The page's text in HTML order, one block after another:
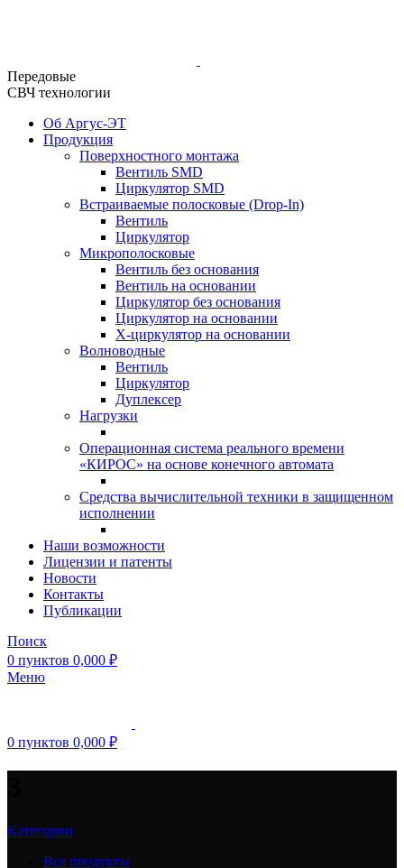
Передовые
СВЧ технологии
Об Аргус-ЭТ
Продукция
Поверхностного монтажа
Вентиль SMD
Циркулятор SMD
Встраиваемые полосковые (Drop-In)
Вентиль
Циркулятор
Микрополосковые
Вентиль без основания
Вентиль на основании
Циркулятор без основания
Циркулятор на основании
Х-циркулятор на основании
Волноводные
Вентиль
Циркулятор
Дуплексер
Нагрузки
Операционная система реального времени
«КИРОС» на основе конечного автомата
Средства вычислительной техники в защищенном
исполнении
Наши возможности
Лицензии и патенты
Новости
Контакты
Публикации
Поиск
0 пунктов 0,000 ₽
Меню
0 пунктов 0,000 ₽
Категории
Все продукты